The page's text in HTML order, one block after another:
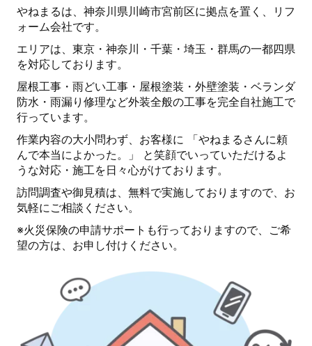
やねまるは、神奈川県川崎市宮前区に拠点を置く、リフ
ォーム会社です。
エリアは、東京・神奈川・千葉・埼玉・群馬の一都四県
を対応しております。
屋根工事・雨どい工事・屋根塗装・外壁塗装・ベランダ
防水・雨漏り修理など外装全般の工事を完全自社施工で
行っています。
作業内容の大小問わず、お客様に 「やねまるさんに頼
んで本当によかった。」 と笑顔でいっていただけるよ
うな対応・施工を日々心がけております。
訪問調査や御見積は、無料で実施しておりますので、お
気軽にご相談ください。
※火災保険の申請サポートも行っておりますので、ご希
望の方は、お申し付けください。